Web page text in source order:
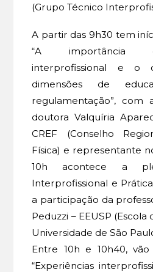
(Grupo Técnico
A partir das 9h30 tem
“A importância
interprofissional e o
dimensões de
regulamentação”, com
doutora Valquíria
CREF (Conselho
Física) e representante
10h acontece a
Interprofissional e
a participação da
Peduzzi – EEUSP
Universidade de São
Entre 10h e 10h40,
“Experiências